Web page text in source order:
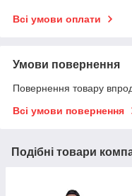
Всі умови оплати
Умови повернення
Повернення товару
Всі умови повернення
Подібні товари